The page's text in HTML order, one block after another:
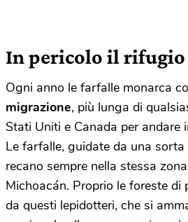
In pericolo il
Ogni anno le farfalle monarca
migrazione, più lunga di
Stati Uniti e Canada per andare
Le farfalle, guidate da una
recano sempre nella stessa
Michoacán. Proprio le foreste di
da questi lepidotteri, che si